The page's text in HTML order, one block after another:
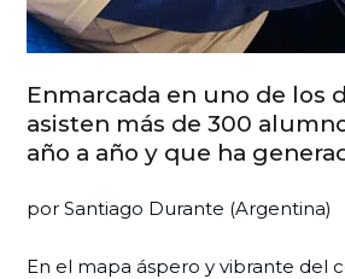
Enmarcada en uno de los
asisten más de 300
año a año y que ha
por Santiago Durante (Argentina)
En el mapa áspero y vibrante del